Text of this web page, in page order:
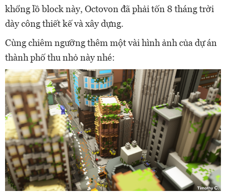
khổng lồ block này, Octovon đã phải tốn 8 tháng trời
dày công thiết kế và xây dựng.
Cùng chiêm ngưỡng thêm một vài hình ảnh của dự án
thành phố thu nhỏ này nhé: